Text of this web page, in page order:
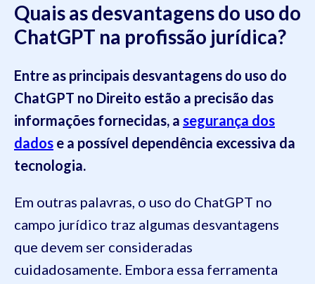
Quais as desvantagens do uso do
ChatGPT na profissão jurídica?
Entre as principais desvantagens do uso do
ChatGPT no Direito estão a precisão das
informações fornecidas, a segurança dos
dados e a possível dependência excessiva da
tecnologia.
Em outras palavras, o uso do ChatGPT no
campo jurídico traz algumas desvantagens
que devem ser consideradas
cuidadosamente. Embora essa ferramenta